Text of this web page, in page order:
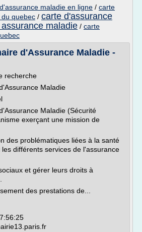
maladie en ligne / carte
quebec / carte d'assurance
maladie / carte
d'Assurance Maladie -
recherche
Maladie
Maladie (Sécurité
exerçant une mission de
des problématiques liées à la santé
différents services de l'assurance
et gérer leurs droits à
des prestations de...